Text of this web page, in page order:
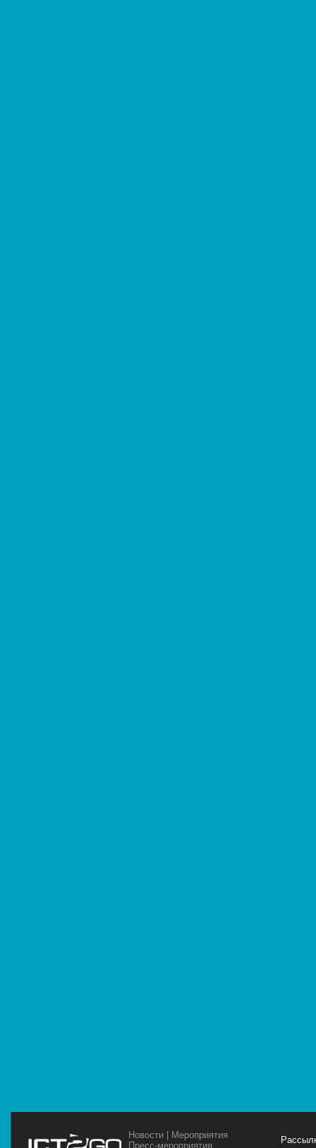
Новости | Мероприятия
Пресс-мероприятия